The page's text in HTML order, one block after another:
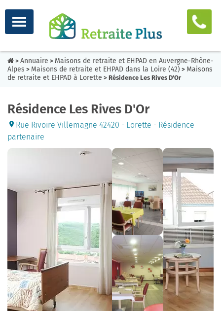
> Annuaire > Maisons de retraite et EHPAD en Auvergne-Rhône-
Alpes > Maisons de retraite et EHPAD dans la Loire (42) > Maisons
de retraite et EHPAD à Lorette > Résidence Les Rives D'Or
Résidence Les Rives D'Or
Rue Rivoire Villemagne 42420 - Lorette - Résidence
partenaire